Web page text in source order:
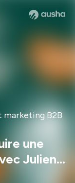
marketing B2B
une
Julien